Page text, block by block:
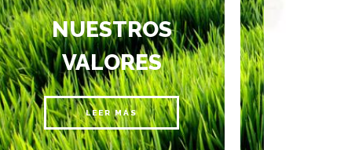
NUESTROS
VALORES
LEER MÁS